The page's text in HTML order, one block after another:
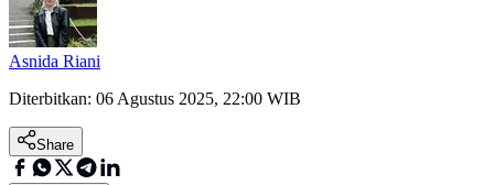
Asnida Riani
Diterbitkan: 06 Agustus 2025, 22:00 WIB
Share